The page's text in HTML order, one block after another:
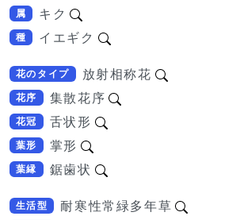
属 キク
種 イエギク
花のタイプ 放射相称花
花序 集散花序
花冠 舌状形
葉形 掌形
葉縁 鋸歯状
生活型 耐寒性常緑多年草